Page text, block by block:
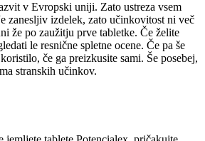
v Evropski uniji. Zato ustreza vsem
zanesljiv izdelek, zato učinkovitost ni več
že po zaužitju prve tabletke. Če želite
le resnične spletne ocene. Če pa še
če ga preizkusite sami. Še posebej,
stranskih učinkov.